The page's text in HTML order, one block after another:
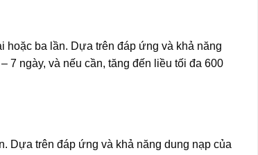
ba lần. Dựa trên đáp ứng và khả năng
7 ngày, và nếu cần, tăng đến liều tối đa 600
Dựa trên đáp ứng và khả năng dung nạp của